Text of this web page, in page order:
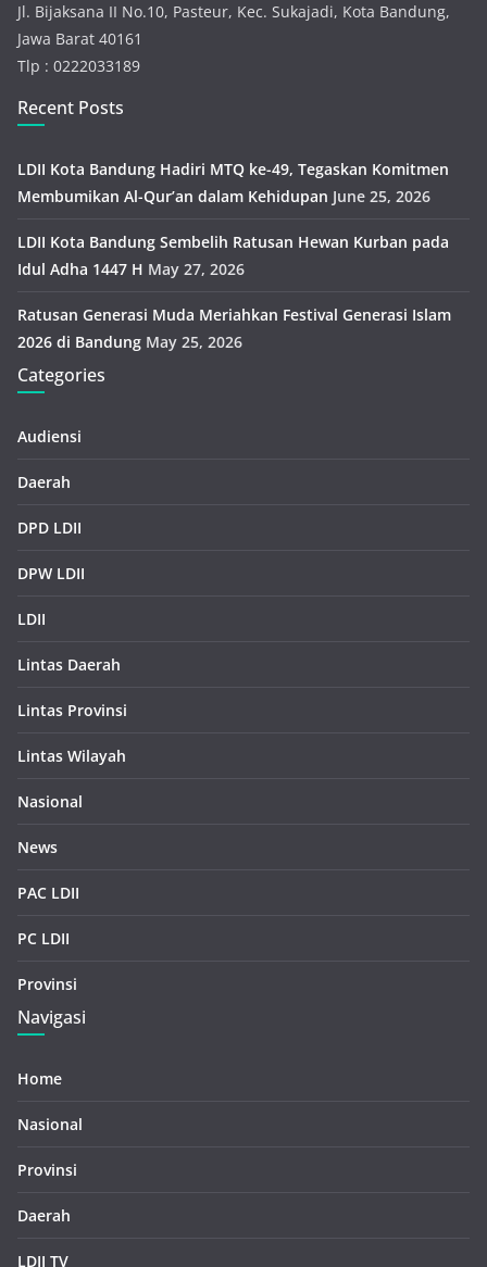
Jl. Bijaksana II No.10, Pasteur, Kec. Sukajadi, Kota Bandung,
Jawa Barat 40161
Tlp : 0222033189
Recent Posts
LDII Kota Bandung Hadiri MTQ ke-49, Tegaskan Komitmen
Membumikan Al-Qur’an dalam Kehidupan June 25, 2026
LDII Kota Bandung Sembelih Ratusan Hewan Kurban pada
Idul Adha 1447 H May 27, 2026
Ratusan Generasi Muda Meriahkan Festival Generasi Islam
2026 di Bandung May 25, 2026
Categories
Audiensi
Daerah
DPD LDII
DPW LDII
LDII
Lintas Daerah
Lintas Provinsi
Lintas Wilayah
Nasional
News
PAC LDII
PC LDII
Provinsi
Navigasi
Home
Nasional
Provinsi
Daerah
LDII TV